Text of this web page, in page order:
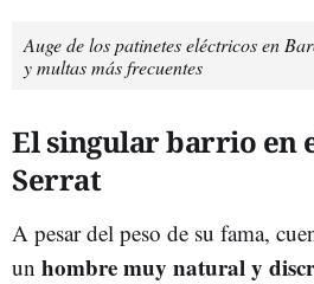
Auge de los patinetes eléctricos en
y multas más frecuentes
El singular barrio en
Serrat
A pesar del peso de su fama,
un hombre muy natural y